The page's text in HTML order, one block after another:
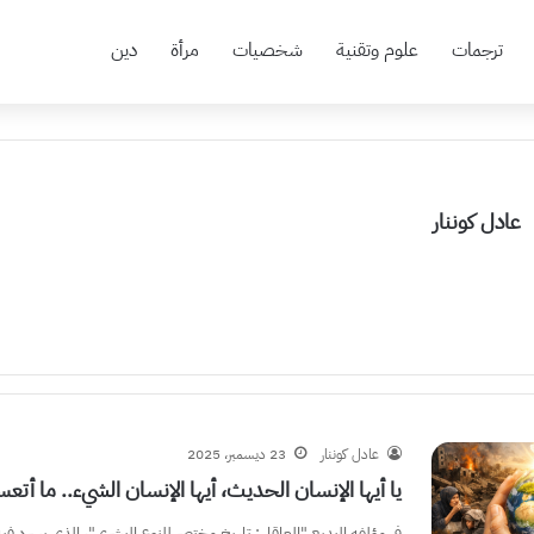
ترجمات علوم وتقنية شخصيات مرأة دين
عادل كوننار
عادل كوننار 23 ديسمبر، 2025
يا أيها الإنسان الحديث، أيها الإنسان الشيء.. ما